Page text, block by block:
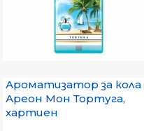
Ароматизатор за кола
Ареон Мон Тортуга,
хартиен